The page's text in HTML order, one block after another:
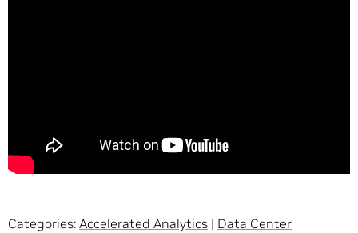
Categories: Accelerated Analytics | Data Center